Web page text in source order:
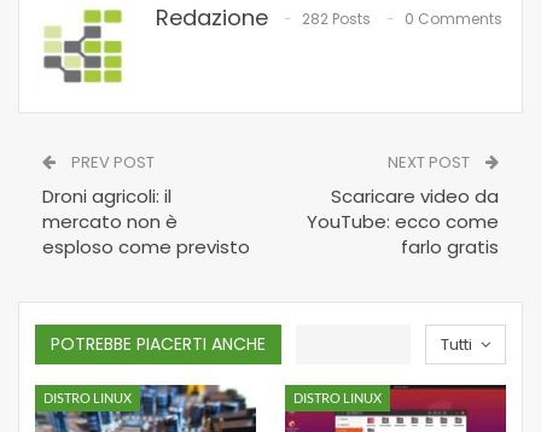
Redazione 282 Posts 0 Comments
PREV POST
Droni agricoli: il
mercato non è
esploso come previsto
NEXT POST
Scaricare video da
YouTube: ecco come
farlo gratis
Tutti
POTREBBE PIACERTI ANCHE
DISTRO LINUX DISTRO LINUX